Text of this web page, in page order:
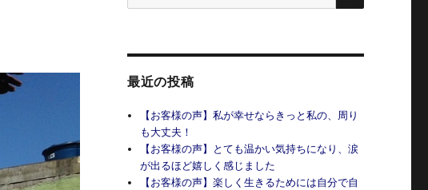
索:
最近の投稿
【お客様の声】私が幸せならきっと私の、周り
も大丈夫！
【お客様の声】とても温かい気持ちになり、涙
が出るほど嬉しく感じました
【お客様の声】楽しく生きるためには自分で自